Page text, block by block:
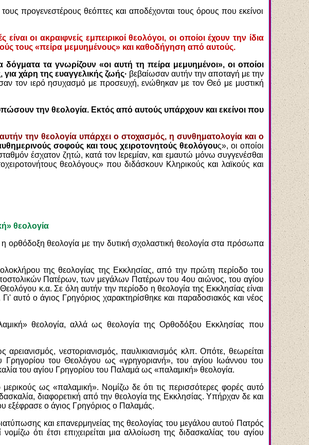
προγενεστέρους θεόπτες και αποδέχονται τους όρους που εκείνοι
οι ακραιφνείς εμπειρικοί θεολόγοι, οι οποίοι έχουν την ίδια
τους «πείρα μεμυημένους» και καθοδήγηση από αυτούς.
δόγματα τα γνωρίζουν «οι αυτή τη πείρα μεμυημένοι», οι οποίοι
χάρη της ευαγγελικής ζωής· βεβαίωσαν αυτήν την αποταγή με την
τον ιερό ησυχασμό με προσευχή, ενώθηκαν με τον Θεό με μυστική
την θεολογία. Εκτός από αυτούς υπάρχουν και εκείνοι που
την θεολογία υπάρχει ο στοχασμός, η συνθηματολογία και ο
σοφούς και τους χειροτονητούς θεολόγους», οι οποίοι
έσχατον ζητώ, κατά τον Ιερεμίαν, και εμαυτώ μόνω συγγενέσθαι
θεολόγους» που διδάσκουν Κληρικούς και λαϊκούς και
θεολογία
ορθόδοξη θεολογία με την δυτική σχολαστική θεολογία στα πρόσωπα
της θεολογίας της Εκκλησίας, από την πρώτη περίοδο του
Πατέρων, των μεγάλων Πατέρων του 4ου αιώνος, του αγίου
κ.α. Σε όλη αυτήν την περίοδο η θεολογία της Εκκλησίας είναι
αυτό ο άγιος Γρηγόριος χαρακτηρίσθηκε και παραδοσιακός και νέος
θεολογία, αλλά ως θεολογία της Ορθοδόξου Εκκλησίας που
νεστοριανισμός, παυλικιανισμός κλπ. Οπότε, θεωρείται
Γρηγορίου του Θεολόγου ως «γρηγοριανή», του αγίου Ιωάννου του
του αγίου Γρηγορίου του Παλαμά ως «παλαμική» θεολογία.
ως «παλαμική». Νομίζω δε ότι τις περισσότερες φορές αυτό
διαφορετική από την θεολογία της Εκκλησίας. Υπήρχαν δε και
εξέφρασε ο άγιος Γρηγόριος ο Παλαμάς.
και επανερμηνείας της θεολογίας του μεγάλου αυτού Πατρός
ότι έτσι επιχειρείται μια αλλοίωση της διδασκαλίας του αγίου